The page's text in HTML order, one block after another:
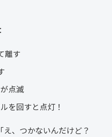
離す
点滅
を回すと点灯！
、つかないんだけど？